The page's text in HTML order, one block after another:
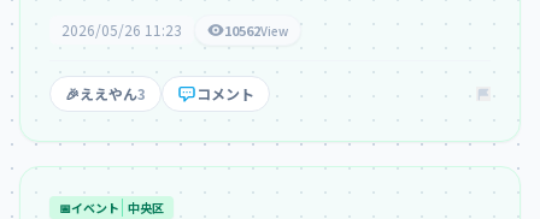
2026/05/26 11:23 10562View
🎉ええやん3 コメント
📅イベント 中央区